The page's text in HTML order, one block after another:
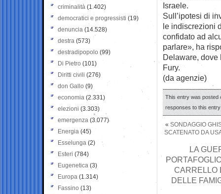
Israele.
Sull’ipotesi di
le indiscrezioni
confidato ad
parlare», ha
Delaware, dove
Fury.
(da agenzie)
This entry was posted
responses to this
« SONDAGGIO
SCATENATO DA
LA
CARRELLO
DELLE
criminalità (1.402)
democratici e progressisti (19)
denuncia (14.528)
destra (573)
destradipopolo (99)
Di Pietro (101)
Diritti civili (276)
don Gallo (9)
economia (2.331)
elezioni (3.303)
emergenza (3.077)
Energia (45)
Esselunga (2)
Esteri (784)
Eugenetica (3)
Europa (1.314)
Fassino (13)